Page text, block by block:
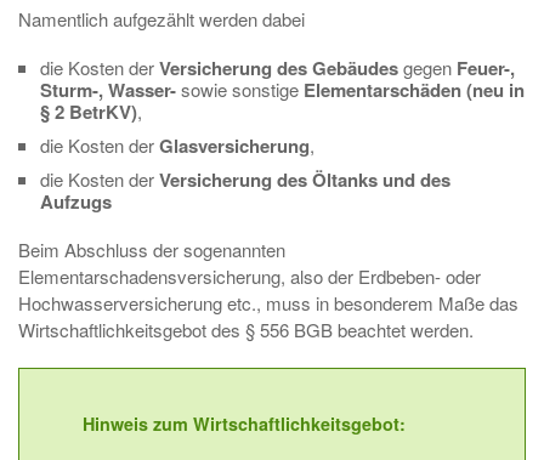
Namentlich aufgezählt werden dabei
die Kosten derVersicherung des Gebäudesgegen Feuer-,
Sturm-, Wasser-sowie sonstige Elementarschäden (neu in
§ 2 BetrKV),
die Kosten derGlasversicherung,
die Kosten derVersicherung des Öltanks und des
Aufzugs
Beim Abschluss der sogenannten
Elementarschadensversicherung, also der Erdbeben- oder
Hochwasserversicherung etc., muss in besonderem Maße das
Wirtschaftlichkeitsgebot des § 556 BGB beachtet werden.
Hinweis zum Wirtschaftlichkeitsgebot: